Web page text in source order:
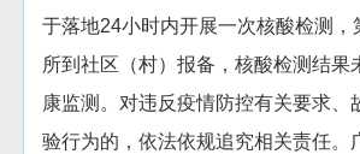
于落地24小时内开展一次核酸检测，
所到社区（村）报备，核酸检测结果
康监测。对违反疫情防控有关要求、
验行为的，依法依规追究相关责任。